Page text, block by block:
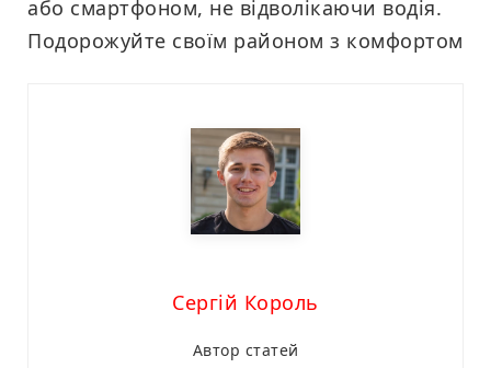
або смартфоном, не відволікаючи водія.
Подорожуйте своїм районом з комфортом
Сергій Король
Автор статей